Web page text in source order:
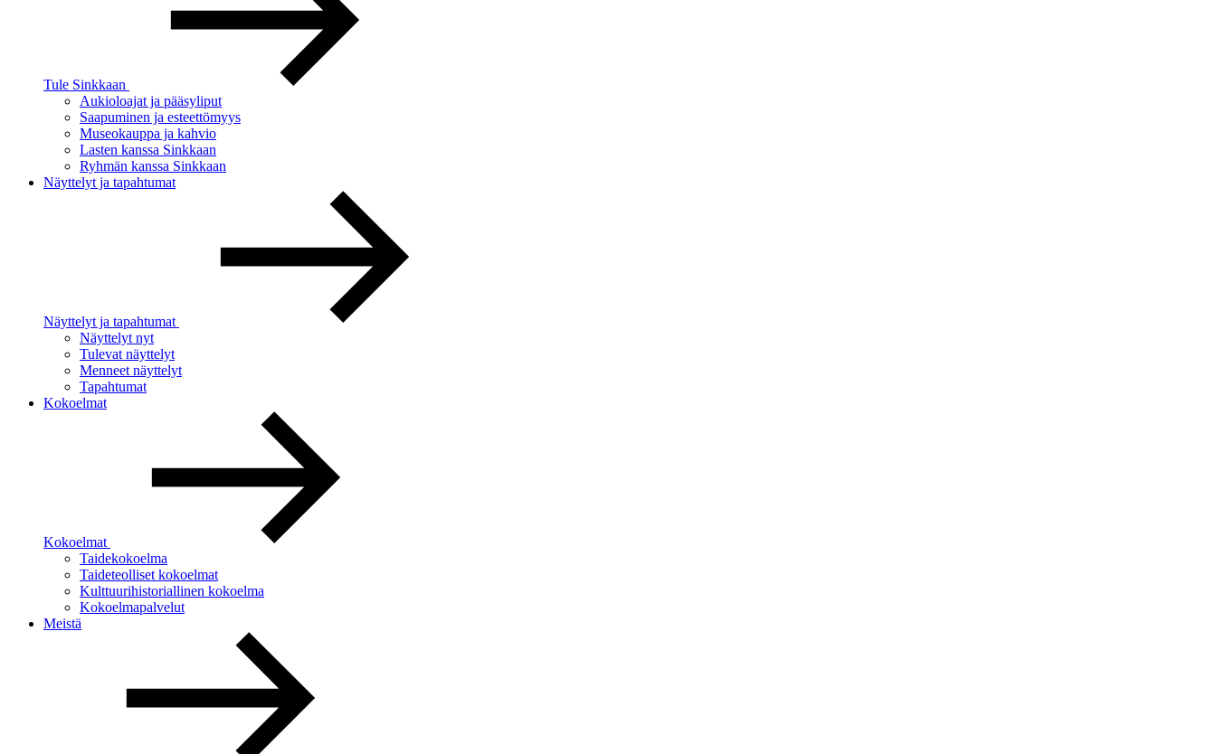
Tule Sinkkaan
Aukioloajat ja pääsyliput
Saapuminen ja esteettömyys
Museokauppa ja kahvio
Lasten kanssa Sinkkaan
Ryhmän kanssa Sinkkaan
Näyttelyt ja tapahtumat
Näyttelyt ja tapahtumat
Näyttelyt nyt
Tulevat näyttelyt
Menneet näyttelyt
Tapahtumat
Kokoelmat
Kokoelmat
Taidekokoelma
Taideteolliset kokoelmat
Kulttuurihistoriallinen kokoelma
Kokoelmapalvelut
Meistä